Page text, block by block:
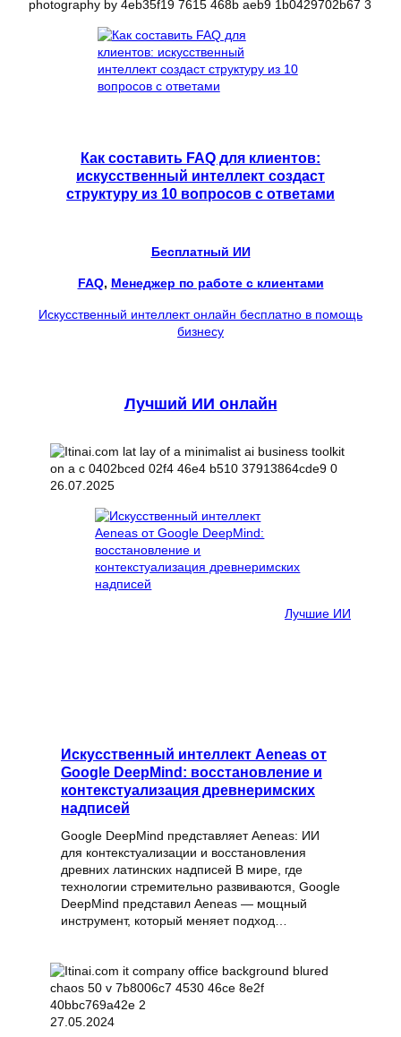
Как составить FAQ для клиентов:
искусственный интеллект создаст
структуру из 10 вопросов с ответами
Бесплатный ИИ
FAQ, Менеджер по работе с клиентами
Искусственный интеллект онлайн бесплатно в помощь
бизнесу
Лучший ИИ онлайн
26.07.2025
Лучшие ИИ
Искусственный интеллект Aeneas от
Google DeepMind: восстановление и
контекстуализация древнеримских
надписей
Google DeepMind представляет Aeneas: ИИ
для контекстуализации и восстановления
древних латинских надписей В мире, где
технологии стремительно развиваются, Google
DeepMind представил Aeneas — мощный
инструмент, который меняет подход…
27.05.2024